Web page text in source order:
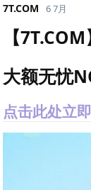
7T.​COM 6 7月
【
大额无忧
点击此处立